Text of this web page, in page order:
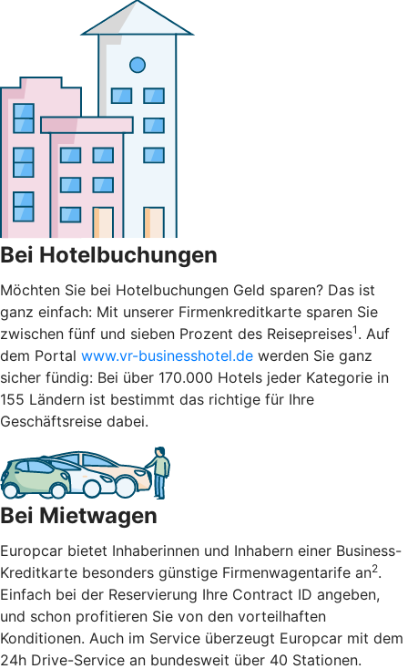
Bei Hotelbuchungen
Möchten Sie bei Hotelbuchungen Geld sparen? Das ist
ganz einfach: Mit unserer Firmenkreditkarte sparen Sie
zwischen fünf und sieben Prozent des Reisepreises1 . Auf
dem Portal www.vr-businesshotel.de werden Sie ganz
sicher fündig: Bei über 170.000 Hotels jeder Kategorie in
155 Ländern ist bestimmt das richtige für Ihre
Geschäftsreise dabei.
Bei Mietwagen
Europcar bietet Inhaberinnen und Inhabern einer Business-
Kreditkarte besonders günstige Firmenwagentarife an2.
Einfach bei der Reservierung Ihre Contract ID angeben,
und schon profitieren Sie von den vorteilhaften
Konditionen. Auch im Service überzeugt Europcar mit dem
24h Drive-Service an bundesweit über 40 Stationen.